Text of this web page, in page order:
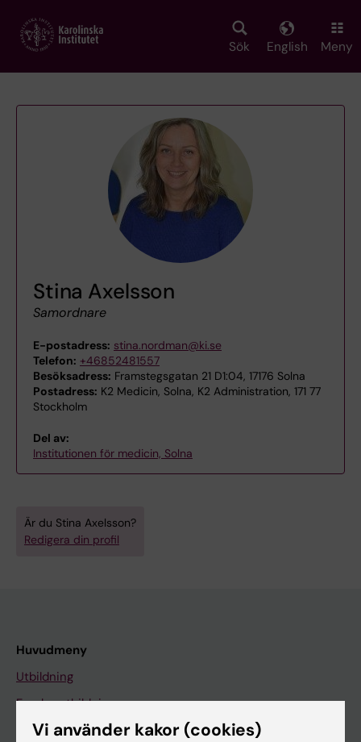
main
Sök English Meny
Stina Axelsson
Samordnare
E-postadress: stina.nordman@ki.se
Telefon: +46852481557
Besöksadress: Framstegsgatan 21 D1:04, 17176 Solna
Postadress: K2 Medicin, Solna, K2 Administration, 171 77
Stockholm
Del av:
Institutionen för medicin, Solna
Är du Stina Axelsson?
Redigera din profil
Huvudmeny
Utbildning
Forskarutbildning
Forskning
Vi använder kakor (cookies)